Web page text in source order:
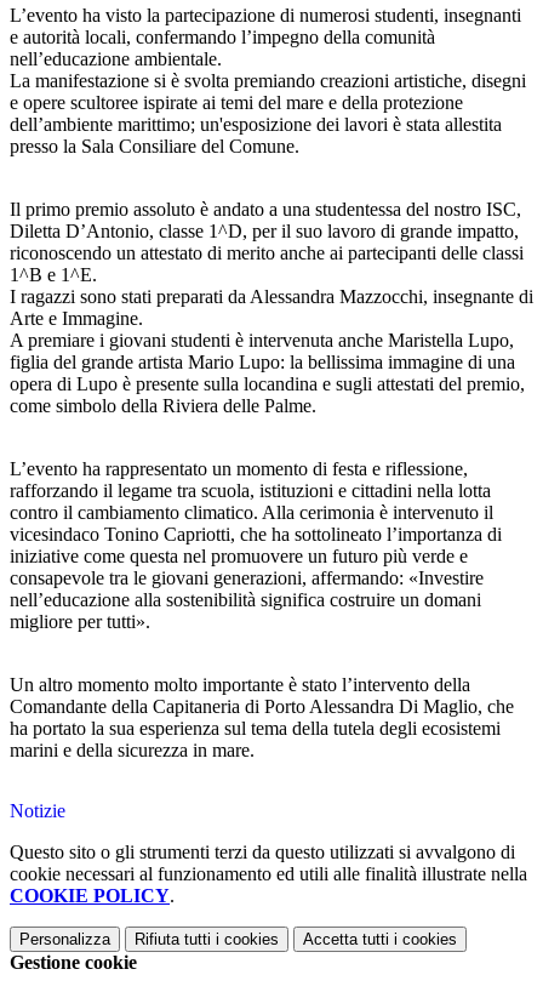
L’evento ha visto la partecipazione di numerosi studenti, insegnanti
e autorità locali, confermando l’impegno della comunità
nell’educazione ambientale.
La manifestazione si è svolta premiando creazioni artistiche, disegni
e opere scultoree ispirate ai temi del mare e della protezione
dell’ambiente marittimo; un'esposizione dei lavori è stata allestita
presso la Sala Consiliare del Comune.
Il primo premio assoluto è andato a una studentessa del nostro ISC,
Diletta D’Antonio, classe 1^D, per il suo lavoro di grande impatto,
riconoscendo un attestato di merito anche ai partecipanti delle classi
1^B e 1^E.
I ragazzi sono stati preparati da Alessandra Mazzocchi, insegnante di
Arte e Immagine.
A premiare i giovani studenti è intervenuta anche Maristella Lupo,
figlia del grande artista Mario Lupo: la bellissima immagine di una
opera di Lupo è presente sulla locandina e sugli attestati del premio,
come simbolo della Riviera delle Palme.
L’evento ha rappresentato un momento di festa e riflessione,
rafforzando il legame tra scuola, istituzioni e cittadini nella lotta
contro il cambiamento climatico. Alla cerimonia è intervenuto il
vicesindaco Tonino Capriotti, che ha sottolineato l’importanza di
iniziative come questa nel promuovere un futuro più verde e
consapevole tra le giovani generazioni, affermando: «Investire
nell’educazione alla sostenibilità significa costruire un domani
migliore per tutti».
Un altro momento molto importante è stato l’intervento della
Comandante della Capitaneria di Porto Alessandra Di Maglio, che
ha portato la sua esperienza sul tema della tutela degli ecosistemi
marini e della sicurezza in mare.
Notizie
Questo sito o gli strumenti terzi da questo utilizzati si avvalgono di
cookie necessari al funzionamento ed utili alle finalità illustrate nella
COOKIE POLICY.
Personalizza Rifiuta tutti i cookies Accetta tutti i cookies
Gestione cookie